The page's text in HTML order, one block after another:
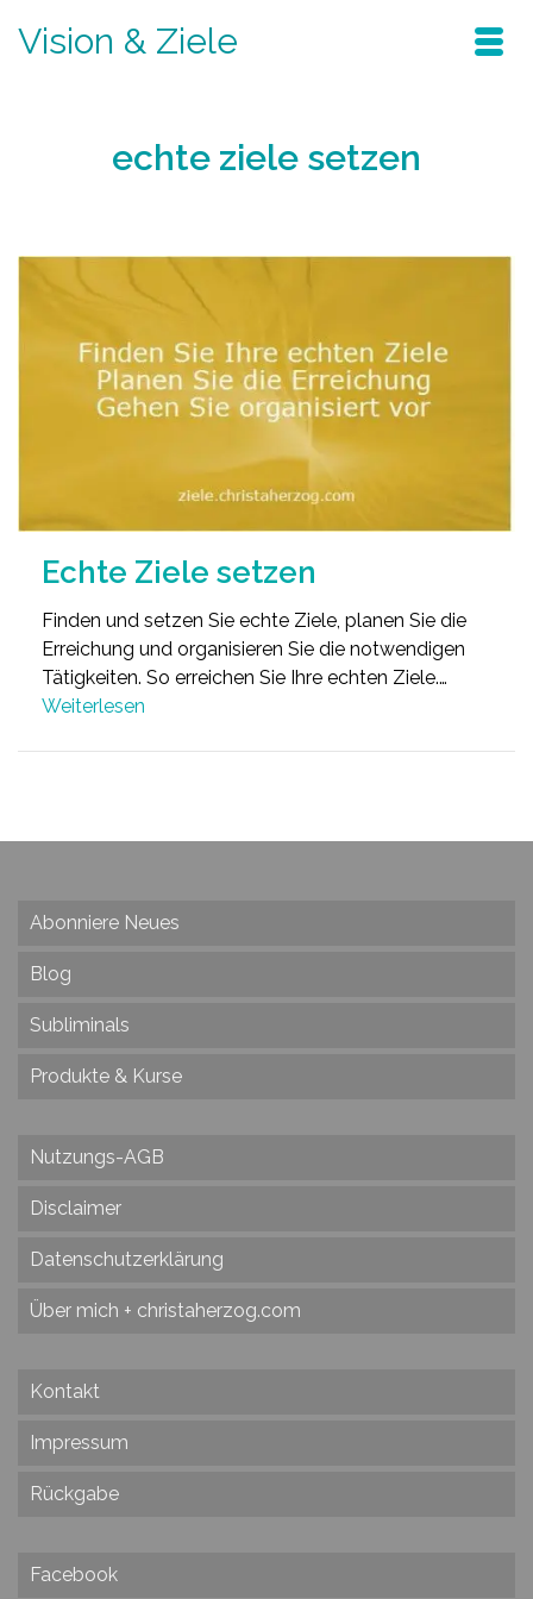
Vision & Ziele
echte ziele setzen
Echte Ziele setzen
Finden und setzen Sie echte Ziele, planen Sie die
Erreichung und organisieren Sie die notwendigen
Tätigkeiten. So erreichen Sie Ihre echten Ziele.…
Weiterlesen
Abonniere Neues
Blog
Subliminals
Produkte & Kurse
Nutzungs-AGB
Disclaimer
Datenschutzerklärung
Über mich + christaherzog.com
Kontakt
Impressum
Rückgabe
Facebook